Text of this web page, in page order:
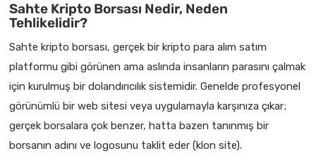
Sahte Kripto Borsası Nedir, Neden
Tehlikelidir?
Sahte kripto borsası, gerçek bir kripto para alım satım
platformu gibi görünen ama aslında insanların parasını çalmak
için kurulmuş bir dolandırıcılık sistemidir. Genelde profesyonel
görünümlü bir web sitesi veya uygulamayla karşınıza çıkar;
gerçek borsalara çok benzer, hatta bazen tanınmış bir
borsanın adını ve logosunu taklit eder (klon site).